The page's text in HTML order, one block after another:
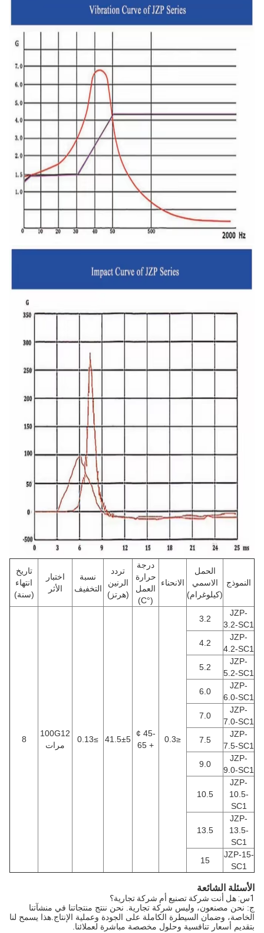
النموذج
الحمل
الاسمي
(كيلوغرام)
الانحناء
درجة
حرارة
العمل
(°C)
تردد
الرنين
(هرتز)
نسبة
التخفيف
اختبار
الأثر
تاريخ
انتهاء
(سنة)
JZP-
3.2-SC1
3.2
≤0.3
-45 ¢
+ 65
41.5±5
≥0.13
100G12
مرات
8
JZP-
4.2-SC1
4.2
JZP-
5.2-SC1
5.2
JZP-
6.0-SC1
6.0
JZP-
7.0-SC1
7.0
JZP-
7.5-SC1
7.5
JZP-
9.0-SC1
9.0
JZP-
10.5-
SC1
10.5
JZP-
13.5-
SC1
13.5
JZP-15-
SC1
15
الأسئلة الشائعة
ج: نحن مصنعون، وليس شركة تجارية. نحن ننتج منتجاتنا في منشآتنا
الخاصة، وضمان السيطرة الكاملة على الجودة وعملية الإنتاج.هذا يسمح لنا
بتقديم أسعار تنافسية وحلول مخصصة مباشرة لعملائنا.